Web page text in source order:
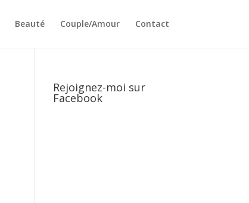
Beauté Couple/Amour Contact
Rejoignez-moi sur
Facebook